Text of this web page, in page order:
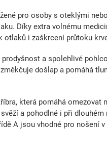
pro osoby s oteklými
Díky extra volnému
otlaků i zaškrcení průtoku
a spolehlivé
došlap a pomáhá
, která pomáhá omezovat
a pohodlné i při dlouhém
A jsou vhodné pro nošení